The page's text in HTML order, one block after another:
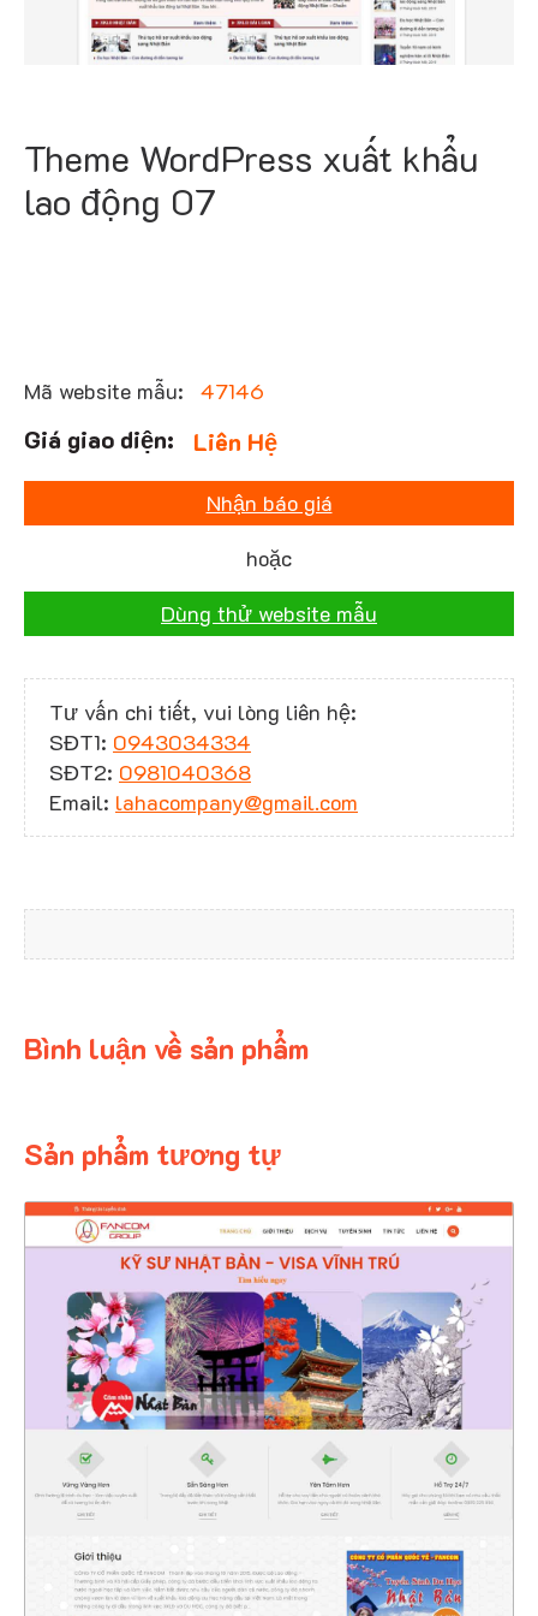
Theme WordPress xuất khẩu
lao động 07
Mã website mẫu: 47146
Liên Hệ
Nhận báo giá
hoặc
Dùng thử website mẫu
Tư vấn chi tiết, vui lòng liên hệ:
SĐT1: 0943034334
SĐT2: 0981040368
Email: lahacompany@gmail.com
Bình luận về sản phẩm
Sản phẩm tương tự
OUT OF STOCK
4719
CHI TIẾT